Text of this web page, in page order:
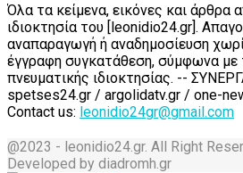
Όλα τα κείμενα, εικόνες και άρθρα
ιδιοκτησία του [leonidio24.gr].
αναπαραγωγή ή αναδημοσίευση
έγγραφη συγκατάθεση, σύμφωνα με
πνευματικής ιδιοκτησίας. --
spetses24.gr / argolidatv.gr / one-
Contact us: leonidio24gr@gmail.com
@2023 - leonidio24.gr. All Right
Developed by diadromh.gr